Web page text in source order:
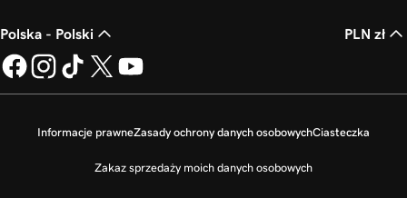
Polska - Polski PLN zł
Informacje prawneZasady ochrony danych osobowychCiasteczka
Zakaz sprzedaży moich danych osobowych